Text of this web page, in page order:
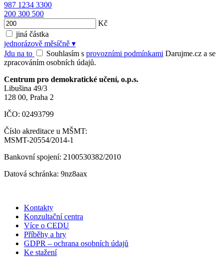
987 1234 3300
200 300 500
Kč
jiná částka
jednorázově měsíčně ▾
Jdu na to
Souhlasím s provozními podmínkami Darujme.cz a se
zpracováním osobních údajů.
Centrum pro demokratické učení, o.p.s.
Libušina 49/3
128 00, Praha 2
IČO: 02493799
Číslo akreditace u MŠMT:
MSMT-20554/2014-1
Bankovní spojení: 2100530382/2010
Datová schránka: 9nz8aax
Kontakty
Konzultační centra
Více o CEDU
Příběhy a hry
GDPR – ochrana osobních údajů
Ke stažení